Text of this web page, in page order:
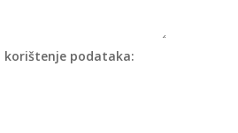
korištenje podataka: